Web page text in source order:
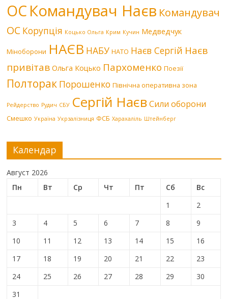
ОС Командувач Наєв Командувач
ОС Корупція Коцько Ольга Крим Кучин Медведчук
Міноборони НАЄВ НАБУ НАТО Наєв Сергій Наєв
привітав Ольга Коцько Пархоменко Поезії
Полторак Порошенко Північна оперативна зона
Рейдерство Рудич СБУ Сергій Наєв Сили оборони
Смешко Україна Укрзалізниця ФСБ Харахаліль Штейнберг
Календар
Август 2026
Пн
Вт Ср Чт Пт Сб
Вс
1
2
3
4 5 6 7 8
9
10
11 12 13 14 15
16
17
18 19 20 21 22
23
24
25 26 27 28 29
30
31